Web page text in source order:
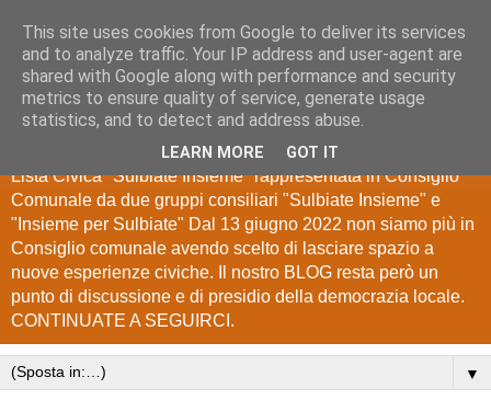
Lista Civica "Sulbiate
Insieme"
Blog di Informazione e Comunicazione degli elettori della
Lista Civica "Sulbiate Insieme" rappresentata in Consiglio
Comunale da due gruppi consiliari "Sulbiate Insieme" e
"Insieme per Sulbiate" Dal 13 giugno 2022 non siamo più in
Consiglio comunale avendo scelto di lasciare spazio a
nuove esperienze civiche. Il nostro BLOG resta però un
punto di discussione e di presidio della democrazia locale.
CONTINUATE A SEGUIRCI.
▼
This site uses cookies from Google to deliver its services
and to analyze traffic. Your IP address and user-agent are
shared with Google along with performance and security
metrics to ensure quality of service, generate usage
statistics, and to detect and address abuse.
LEARN MORE GOT IT